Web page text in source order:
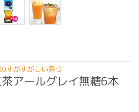
すがすがしい香り
アールグレイ無糖6本